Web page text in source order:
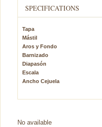
SPECIFICATIONS
Tapa
Mástil
Aros y Fondo
Barnizado
Diapasón
Escala
Ancho Cejuela
No available